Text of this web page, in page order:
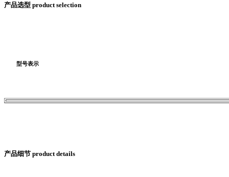
产品选型 product selection
型号表示
产品细节 product details